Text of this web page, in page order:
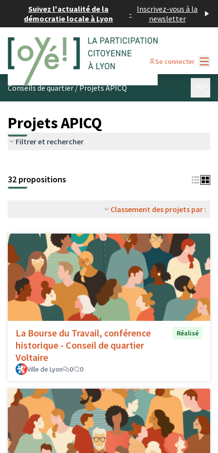
Suivez l'actualité de la
démocratie locale à Lyon
- Inscrivez-vous à la
newsletter
Se connecter
Conseils de quartier/Projets APICQ
Projets APICQ
Filtrer et rechercher
32 propositions
Classement des projets par :
La Bourse du Travail, conférence
historique - Conseil de quartier
Voltaire
Réalisé
Ville de Lyon 0 0